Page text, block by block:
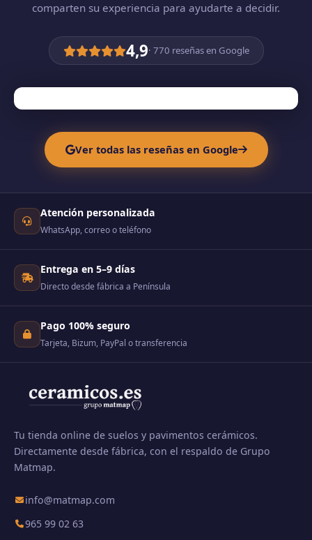
comparten su experiencia para ayudarte a decidir.
4,9· 770 reseñas en Google
Ver todas las reseñas en Google
Atención personalizada
WhatsApp, correo o teléfono
Entrega en 5–9 días
Directo desde fábrica a Península
Pago 100% seguro
Tarjeta, Bizum, PayPal o transferencia
Tu tienda online de suelos y pavimentos cerámicos.
Directamente desde fábrica, con el respaldo de Grupo
Matmap.
info@matmap.com
965 99 02 63